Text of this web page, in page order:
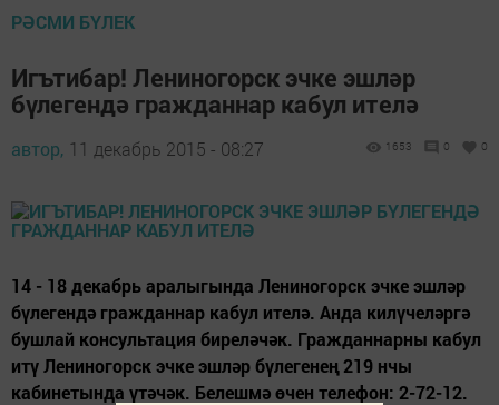
РӘСМИ БҮЛЕК
Игътибар! Лениногорск эчке эшләр
бүлегендә гражданнар кабул ителә
автор, 11 декабрь 2015 - 08:27 1653 0 0
14 - 18 декабрь аралыгында Лениногорск эчке эшләр
бүлегендә гражданнар кабул ителә. Анда килүчеләргә
бушлай консультация биреләчәк. Гражданнарны кабул
итү Лениногорск эчке эшләр бүлегенең 219 нчы
кабинетында үтәчәк. Белешмә өчен телефон: 2-72-12.